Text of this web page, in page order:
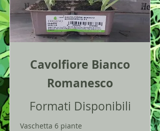
Cavolfiore Bianco
Romanesco
Formati Disponibili
Vaschetta 6 piante